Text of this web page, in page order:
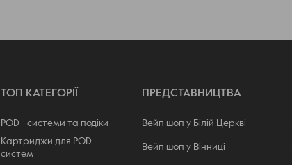
ТОП КАТЕГОРІЇ
POD - системи та подіки
Картриджи для POD
систем
ПРЕДСТАВНИЦТВА
Вейп шоп у Білій Церкві
Вейп шоп у Вінниці